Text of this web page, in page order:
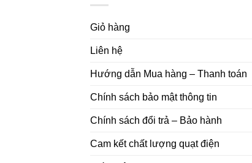
Giỏ hàng
Liên hệ
Hướng dẫn Mua hàng – Thanh toán
Chính sách bảo mật thông tin
Chính sách đổi trả – Bảo hành
Cam kết chất lượng quạt điện